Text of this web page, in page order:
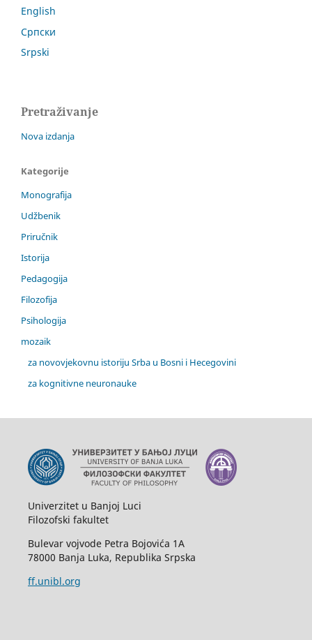
English
Српски
Srpski
Pretraživanje
Nova izdanja
Kategorije
Monografija
Udžbenik
Priručnik
Istorija
Pedagogija
Filozofija
Psihologija
mozaik
za novovjekovnu istoriju Srba u Bosni i Hecegovini
za kognitivne neuronauke
Univerzitet u Banjoj Luci
Filozofski fakultet
Bulevar vojvode Petra Bojovića 1A
78000 Banja Luka, Republika Srpska
ff.unibl.org